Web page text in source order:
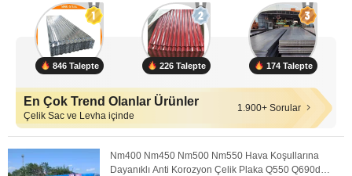
846 Talepte 226 Talepte 174 Talepte
En Çok Trend Olanlar Ürünler
Çelik Sac ve Levha içinde
1.900+ Sorular
Nm400 Nm450 Nm500 Nm550 Hava Koşullarına
Dayanıklı Anti Korozyon Çelik Plaka Q550 Q690d